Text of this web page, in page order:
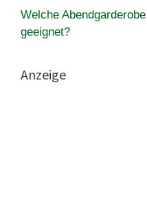
Welche
geeignet?
Anzeige